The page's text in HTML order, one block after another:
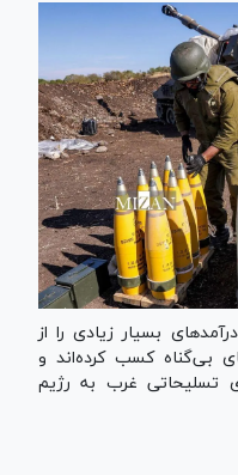
بسیار زیادی را از
بی‌گناه کسب کرده‌اند و
تسلیحاتی غرب به رژیم